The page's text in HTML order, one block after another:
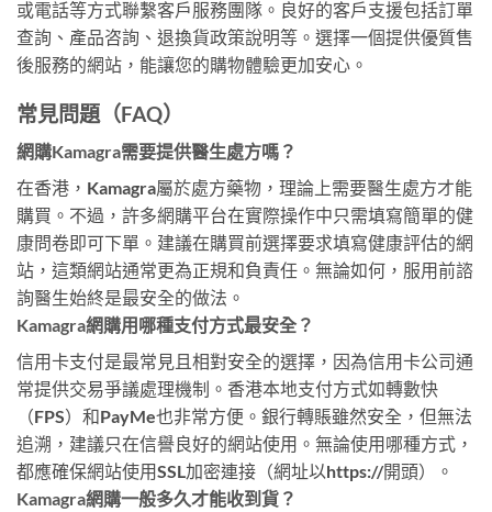
或電話等方式聯繫客戶服務團隊。良好的客戶支援包括訂單
查詢、產品咨詢、退換貨政策說明等。選擇一個提供優質售
後服務的網站，能讓您的購物體驗更加安心。
常見問題（FAQ）
網購Kamagra需要提供醫生處方嗎？
在香港，Kamagra屬於處方藥物，理論上需要醫生處方才能
購買。不過，許多網購平台在實際操作中只需填寫簡單的健
康問卷即可下單。建議在購買前選擇要求填寫健康評估的網
站，這類網站通常更為正規和負責任。無論如何，服用前諮
詢醫生始終是最安全的做法。
Kamagra網購用哪種支付方式最安全？
信用卡支付是最常見且相對安全的選擇，因為信用卡公司通
常提供交易爭議處理機制。香港本地支付方式如轉數快
（FPS）和PayMe也非常方便。銀行轉賬雖然安全，但無法
追溯，建議只在信譽良好的網站使用。無論使用哪種方式，
都應確保網站使用SSL加密連接（網址以https://開頭）。
Kamagra網購一般多久才能收到貨？